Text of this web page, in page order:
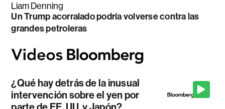
Liam Denning
Un Trump acorralado podría volverse contra las
grandes petroleras
¿Qué hay detrás de la inusual
intervención sobre el yen por